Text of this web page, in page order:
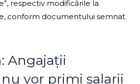
respectiv modificările la
conform documentului semnat
Angajații
vor primi salarii